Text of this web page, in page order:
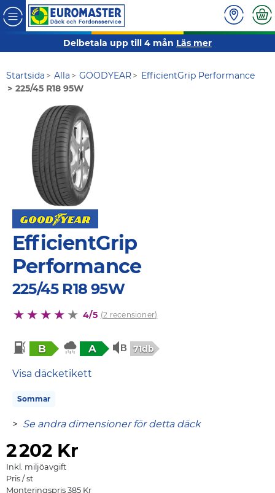
Delbetala upp till 4 mån Läs mer
Startsida Alla GOODYEAR
EfficientGrip Performance
225/45 R18 95W
EfficientGrip
Performance
225/45 R18 95W
4/5 (2 recensioner)
B A 71db
Visa däcketikett
Sommar
> Se andra dimensioner för detta däck
2202 Kr
Inkl. miljöavgift
Pris / st
Monteringspris 385 Kr